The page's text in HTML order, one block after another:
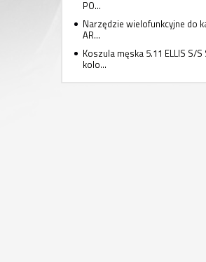
PO...
Narzędzie wielofunkcyjne do
AR...
Koszula męska 5.11 ELLIS S/S
kolo...